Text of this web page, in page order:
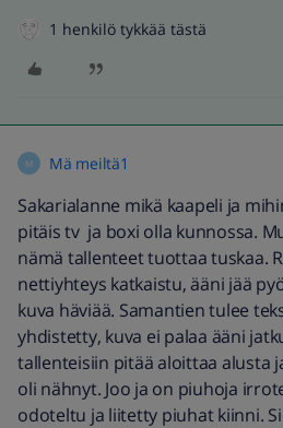
1 henkilö tykkää tästä
M Mä meiltä1
Sakarialanne mikä kaapeli ja
pitäis tv ja boxi olla kunnossa.
nämä tallenteet tuottaa tuskaa.
nettiyhteys katkaistu, ääni jää
kuva häviää. Samantien tulee
yhdistetty, kuva ei palaa ääni
tallenteisiin pitää aloittaa alusta
oli nähnyt. Joo ja on piuhoja
odoteltu ja liitetty piuhat kiinni.